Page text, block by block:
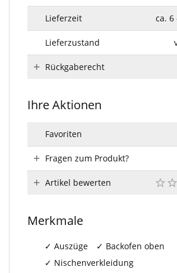
Lieferzeit ca. 6
Lieferzustand
Rückgaberecht
Ihre Aktionen
Favoriten
Fragen zum Produkt?
Artikel bewerten
Merkmale
Auszüge
Backofen oben
Nischenverkleidung